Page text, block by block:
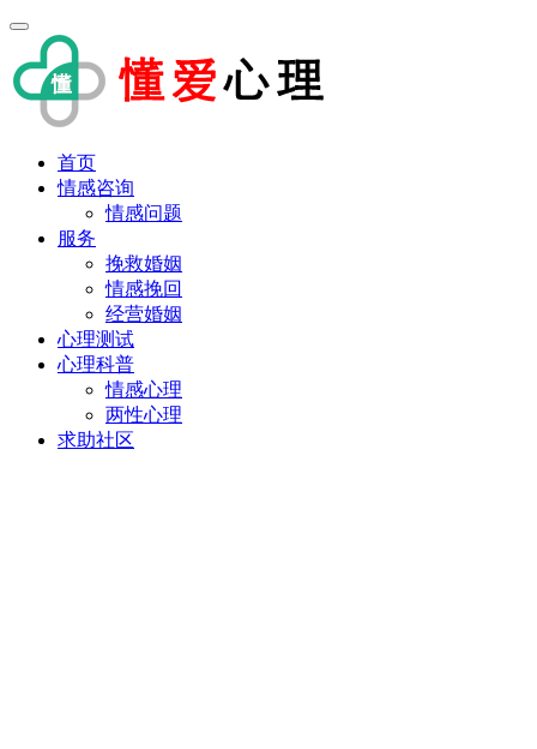
首页
情感咨询
情感问题
服务
挽救婚姻
情感挽回
经营婚姻
心理测试
心理科普
情感心理
两性心理
求助社区